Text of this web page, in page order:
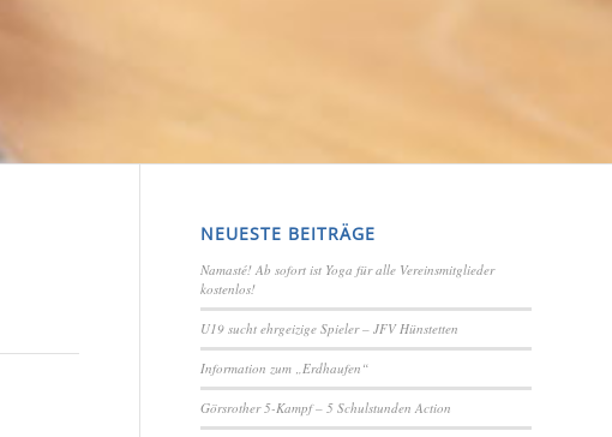
NEUESTE BEITRÄGE
Namasté! Ab sofort ist Yoga für alle Vereinsmitglieder
kostenlos!
U19 sucht ehrgeizige Spieler – JFV Hünstetten
Information zum „Erdhaufen“
Görsrother 5-Kampf – 5 Schulstunden Action